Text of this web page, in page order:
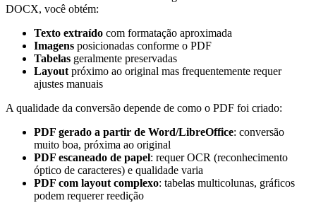
DOCX, você obtém:
Texto extraído com formatação aproximada
Imagens posicionadas conforme o PDF
Tabelas geralmente preservadas
Layout próximo ao original mas frequentemente requer
ajustes manuais
A qualidade da conversão depende de como o PDF foi criado:
PDF gerado a partir de Word/LibreOffice: conversão
muito boa, próxima ao original
PDF escaneado de papel: requer OCR (reconhecimento
óptico de caracteres) e qualidade varia
PDF com layout complexo: tabelas multicolunas, gráficos
podem requerer reedição